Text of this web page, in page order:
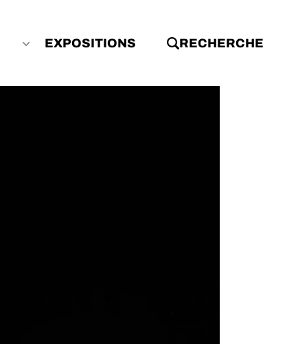
EXPOSITIONS RECHERCHE